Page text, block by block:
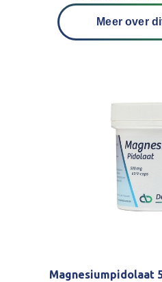
Meer over
Magnesiumpidolaat